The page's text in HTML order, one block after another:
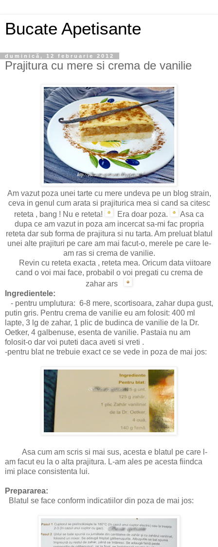
Bucate Apetisante
duminică, 12 februarie 2012
Prajitura cu mere si crema de vanilie
Am vazut poza unei tarte cu mere undeva pe un blog strain,
ceva in genul cum arata si prajiturica mea si cand sa citesc
reteta , bang ! Nu e reteta!
Era doar poza.
Asa ca
dupa ce am vazut in poza am incercat sa-mi fac propria
reteta dar sub forma de prajitura si nu tarta. Am preluat blatul
unei alte prajituri pe care am mai facut-o, merele pe care le-
am ras si crema de vanilie.
Revin cu reteta exacta , reteta mea. Oricum data viitoare
cand o voi mai face, probabil o voi pregati cu crema de
zahar ars
Ingredientele:
- pentru umplutura: 6-8 mere, scortisoara, zahar dupa gust,
putin gris. Pentru crema de vanilie eu am folosit: 400 ml
lapte, 3 lg de zahar, 1 plic de budinca de vanilie de la Dr.
Oetker, 4 galbenuse, esenta de vanilie. Pastaia nu am
folosit-o dar voi puteti daca aveti si vreti .
-pentru blat ne trebuie exact ce se vede in poza de mai jos:
Asa cum am scris si mai sus, acesta e blatul pe care l-
am facut eu la o alta prajitura. L-am ales pe acesta fiindca
imi place consistenta lui.
Prepararea:
Blatul se face conform indicatiilor din poza de mai jos: